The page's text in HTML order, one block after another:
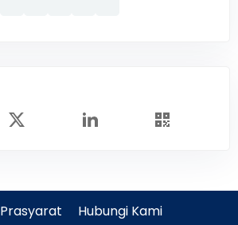
Prasyarat Hubungi Kami